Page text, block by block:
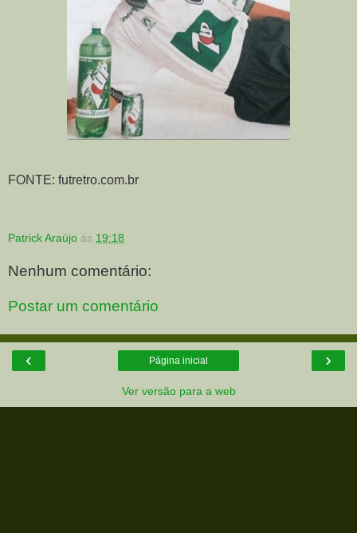
FONTE: futretro.com.br
Patrick Araújo às 19:18
Nenhum comentário:
Postar um comentário
‹ ›
Página inicial
Ver versão para a web